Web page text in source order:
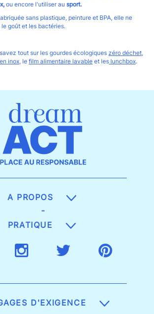
ou encore l'utiliser au sport.
sans plastique, peinture et BPA, elle ne
goût et les bactéries.
tout sur les gourdes écologiques zéro déchet,
inox, le film alimentaire lavable et les lunchbox.
A PROPOS
-
PRATIQUE
D'EXIGENCE